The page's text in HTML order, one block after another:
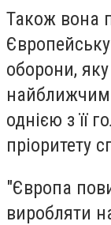
Також вона
оборони, яку
однією з її
пріоритету
"Європа
виробляти